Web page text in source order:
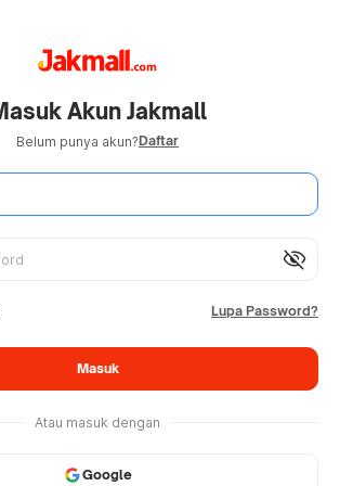
Akun Jakmall
Belum punya akun?Daftar
visibility_off
Lupa Password?
Masuk
Atau masuk dengan
Google